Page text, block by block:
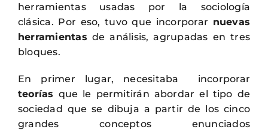
herramientas usadas por la sociología
clásica. Por eso, tuvo que incorporar nuevas
herramientas de análisis, agrupadas en tres
bloques.
En primer lugar, necesitaba incorporar
teorías que le permitirán abordar el tipo de
sociedad que se dibuja a partir de los cinco
grandes conceptos enunciados